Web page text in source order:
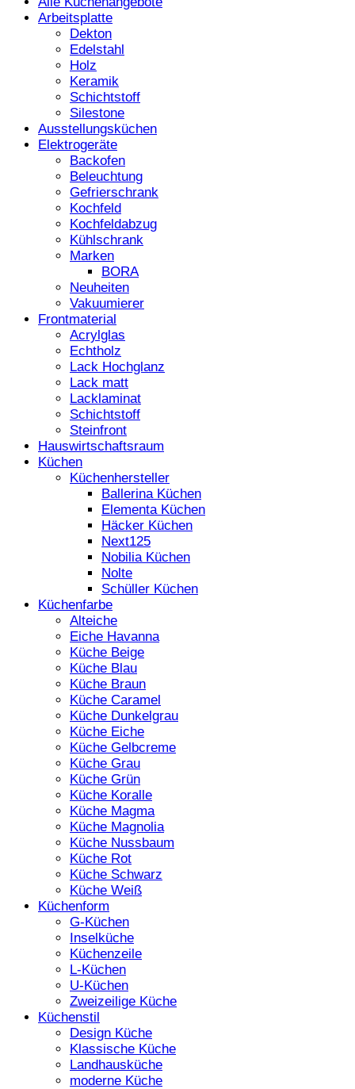
Arbeitsplatte
Dekton
Edelstahl
Holz
Keramik
Schichtstoff
Silestone
Ausstellungsküchen
Elektrogeräte
Backofen
Beleuchtung
Gefrierschrank
Kochfeld
Kochfeldabzug
Kühlschrank
Marken
BORA
Neuheiten
Vakuumierer
Frontmaterial
Acrylglas
Echtholz
Lack Hochglanz
Lack matt
Lacklaminat
Schichtstoff
Steinfront
Hauswirtschaftsraum
Küchen
Küchenhersteller
Ballerina Küchen
Elementa Küchen
Häcker Küchen
Next125
Nobilia Küchen
Nolte
Schüller Küchen
Küchenfarbe
Alteiche
Eiche Havanna
Küche Beige
Küche Blau
Küche Braun
Küche Caramel
Küche Dunkelgrau
Küche Eiche
Küche Gelbcreme
Küche Grau
Küche Grün
Küche Koralle
Küche Magma
Küche Magnolia
Küche Nussbaum
Küche Rot
Küche Schwarz
Küche Weiß
Küchenform
G-Küchen
Inselküche
Küchenzeile
L-Küchen
U-Küchen
Zweizeilige Küche
Küchenstil
Design Küche
Klassische Küche
Landhausküche
moderne Küche